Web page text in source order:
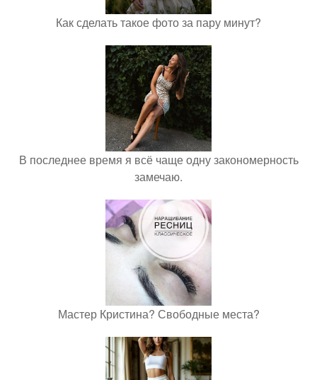
Как сделать такое фото за пару минут?
В последнее время я всё чаще одну закономерность
замечаю.
Мастер Кристина? Свободные места?